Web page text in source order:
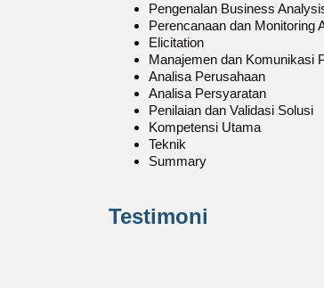
Pengenalan Business
Perencanaan dan Monitoring
Elicitation
Manajemen dan Komunikasi
Analisa Perusahaan
Analisa Persyaratan
Penilaian dan Validasi Solusi
Kompetensi Utama
Teknik
Summary
Testimoni